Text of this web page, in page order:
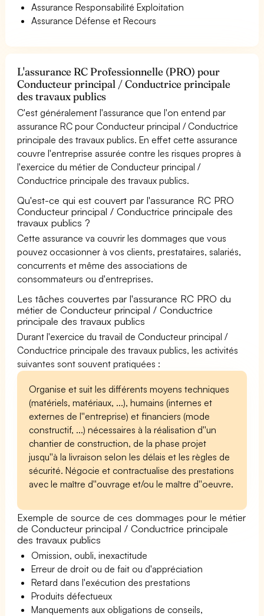
Assurance Responsabilité Exploitation
Assurance Défense et Recours
L'assurance RC Professionnelle (PRO) pour
Conducteur principal / Conductrice principale
des travaux publics
C'est généralement l'assurance que l'on entend par
assurance RC pour Conducteur principal / Conductrice
principale des travaux publics. En effet cette assurance
couvre l'entreprise assurée contre les risques propres à
l'exercice du métier de Conducteur principal /
Conductrice principale des travaux publics.
Qu'est-ce qui est couvert par l'assurance RC PRO
Conducteur principal / Conductrice principale des
travaux publics ?
Cette assurance va couvrir les dommages que vous
pouvez occasionner à vos clients, prestataires, salariés,
concurrents et même des associations de
consommateurs ou d'entreprises.
Les tâches couvertes par l'assurance RC PRO du
métier de Conducteur principal / Conductrice
principale des travaux publics
Durant l'exercice du travail de Conducteur principal /
Conductrice principale des travaux publics, les activités
suivantes sont souvent pratiquées :
Organise et suit les différents moyens techniques
(matériels, matériaux, ...), humains (internes et
externes de l''entreprise) et financiers (mode
constructif, ...) nécessaires à la réalisation d''un
chantier de construction, de la phase projet
jusqu''à la livraison selon les délais et les règles de
sécurité. Négocie et contractualise des prestations
avec le maître d''ouvrage et/ou le maître d''oeuvre.
Exemple de source de ces dommages pour le métier
de Conducteur principal / Conductrice principale
des travaux publics
Omission, oubli, inexactitude
Erreur de droit ou de fait ou d'appréciation
Retard dans l'exécution des prestations
Produits défectueux
Manquements aux obligations de conseils,